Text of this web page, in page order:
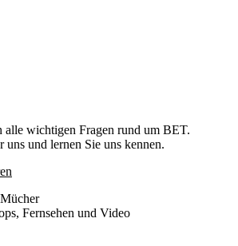
alle wichtigen Fragen rund um BET.
uns und lernen Sie uns kennen.
Fernsehen und Video